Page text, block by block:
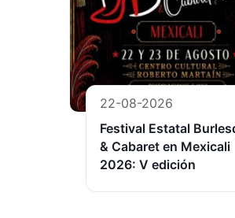
22-08-2026
Festival Estatal
& Cabaret en Mexicali
2026: V edición